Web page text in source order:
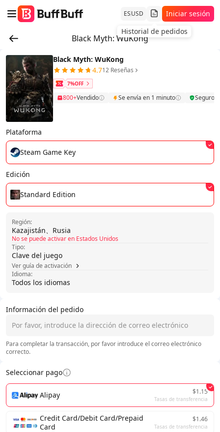
ESUSD
Historial de pedidos
Iniciar sesión
Black Myth: WuKong
Información del pedido
Para completar la transacción, por favor introduce el correo electrónico
correcto.
Seleccionar pago
Alipay $1.15
Tasas de transferencia
Credit Card/Debit Card/Prepaid
Card
$1.46
Tasas de transferencia
Black Myth: WuKong
4.712 Reseñas
7%OFF
800+Vendido Se envía en 1 minuto Seguro
Plataforma
Steam Game Key
Edición
Standard Edition
Región:
Kazajistán、Rusia
No se puede activar en Estados Unidos
Tipo:
Clave del juego
Ver guía de activación
Idioma:
Todos los idiomas